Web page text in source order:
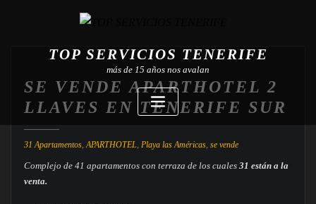
TOP SERVICIOS TENERIFE
más de 15 años nos avalan
SE VENDE APARTHOTEL 2
LLAVES EN TENERIFE SUR
31 Apartamentos, APARTHOTEL Playa las Américas, se vende
Complejo de 41 apartamentos con terraza de los cuales31 están a la
venta.